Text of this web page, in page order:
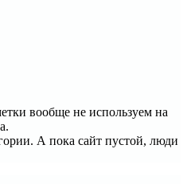
вообще не используем на
А пока сайт пустой, люди